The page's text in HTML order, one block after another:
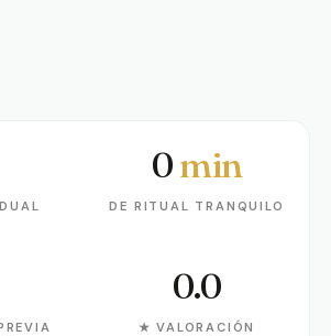
De ritual tranquilo
0min
DE RITUAL TRANQUILO
necesaria ★ Valoración Google
0.0
★ VALORACIÓN